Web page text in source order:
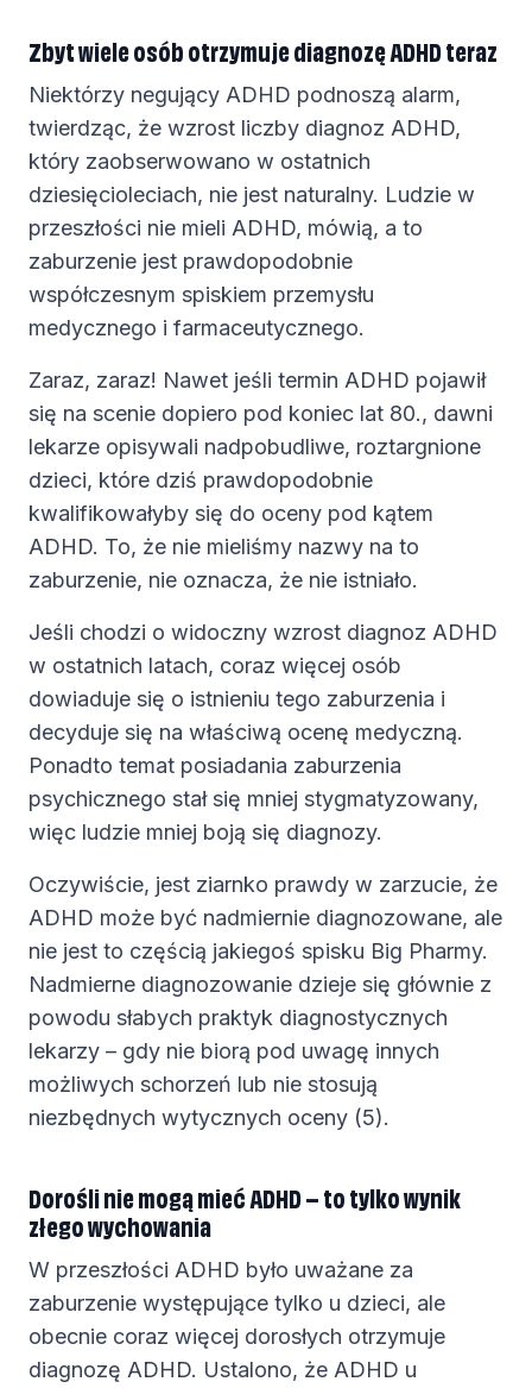
Zbyt wiele osób otrzymuje diagnozę ADHD teraz
Niektórzy negujący ADHD podnoszą alarm,
twierdząc, że wzrost liczby diagnoz ADHD,
który zaobserwowano w ostatnich
dziesięcioleciach, nie jest naturalny. Ludzie w
przeszłości nie mieli ADHD, mówią, a to
zaburzenie jest prawdopodobnie
współczesnym spiskiem przemysłu
medycznego i farmaceutycznego.
Zaraz, zaraz! Nawet jeśli termin ADHD pojawił
się na scenie dopiero pod koniec lat 80., dawni
lekarze opisywali nadpobudliwe, roztargnione
dzieci, które dziś prawdopodobnie
kwalifikowałyby się do oceny pod kątem
ADHD. To, że nie mieliśmy nazwy na to
zaburzenie, nie oznacza, że nie istniało.
Jeśli chodzi o widoczny wzrost diagnoz ADHD
w ostatnich latach, coraz więcej osób
dowiaduje się o istnieniu tego zaburzenia i
decyduje się na właściwą ocenę medyczną.
Ponadto temat posiadania zaburzenia
psychicznego stał się mniej stygmatyzowany,
więc ludzie mniej boją się diagnozy.
Oczywiście, jest ziarnko prawdy w zarzucie, że
ADHD może być nadmiernie diagnozowane, ale
nie jest to częścią jakiegoś spisku Big Pharmy.
Nadmierne diagnozowanie dzieje się głównie z
powodu słabych praktyk diagnostycznych
lekarzy – gdy nie biorą pod uwagę innych
możliwych schorzeń lub nie stosują
niezbędnych wytycznych oceny (5).
Dorośli nie mogą mieć ADHD – to tylko wynik
złego wychowania
W przeszłości ADHD było uważane za
zaburzenie występujące tylko u dzieci, ale
obecnie coraz więcej dorosłych otrzymuje
diagnozę ADHD. Ustalono, że ADHD u